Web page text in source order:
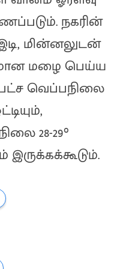
நகரின்
மின்னலுடன்
மழை பெய்ய
வெப்பநிலை
28-29°